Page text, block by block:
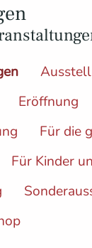
Eröffnung
Für die
Für Kinder